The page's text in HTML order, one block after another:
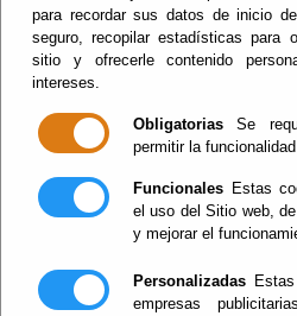
para recordar sus datos de inicio
seguro, recopilar estadísticas para
sitio y ofrecerle contenido
intereses.
Obligatorias Se
permitir la
Funcionales Estas
el uso del Sitio web,
y mejorar el
Personalizadas
empresas
2015
Red
Intranet
Intranet
Servicios
Red